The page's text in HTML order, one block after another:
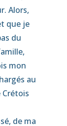
Alors,
que je
du
mon
au
de ma